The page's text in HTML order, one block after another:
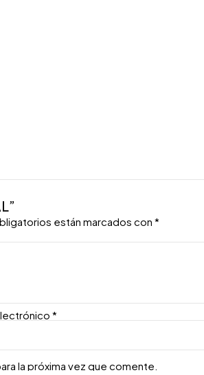
están marcados con*
*
la próxima vez que comente.